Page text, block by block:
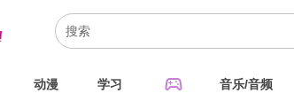
动漫 学习 sports_esports 音乐/音频